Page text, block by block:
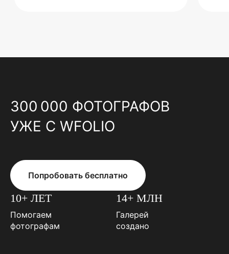
300 000 ФОТОГРАФОВ
УЖЕ С WFOLIO
Попробовать бесплатно
10+ ЛЕТ
Помогаем
фотографам
14+ МЛН
Галерей
создано